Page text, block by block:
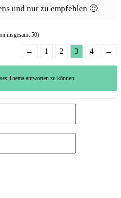
und nur zu empfehlen 🙂
insgesamt 50)
← 1 2 3 4 →
Thema antworten zu können.